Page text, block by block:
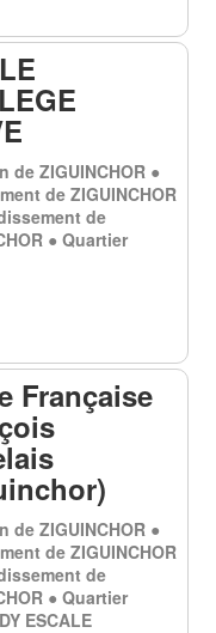
de ZIGUINCHOR ●
de ZIGUINCHOR
de
● Quartier
Française
de ZIGUINCHOR ●
de ZIGUINCHOR
de
● Quartier
ESCALE